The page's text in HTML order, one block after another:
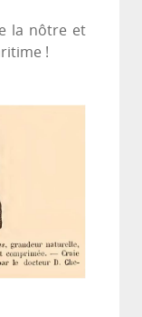
la nôtre et
!